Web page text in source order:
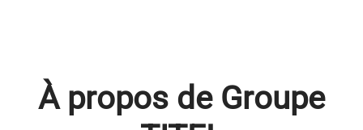
À propos de Groupe